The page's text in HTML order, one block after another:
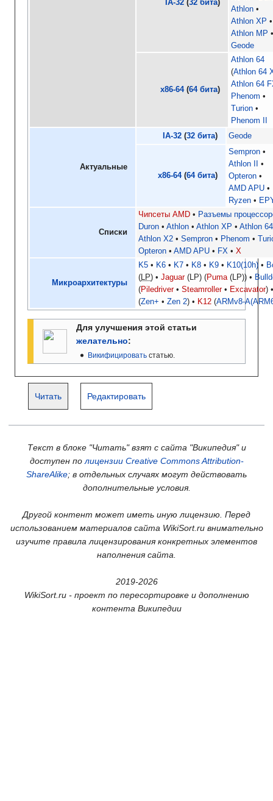
IA-32 (32 бита)
Athlon
Athlon XP
Athlon MP
Geode
x86-64(64 бита)
Athlon 64
Athlon 64
Athlon 64
Phenom
Turion
Phenom II
Актуальные
IA-32 (32 бита) Geode
x86-64(64 бита)
Sempron
Athlon II
Opteron
AMD APU
Ryzen
Списки
Чипсеты AMD
Разъемы
Duron
Athlon Athlon XP
Athlon 64
Athlon X2
Sempron Phenom
Opteron
AMD APU FX X
Микроархитектуры
K5 K6 K7 K8 K9 K10(10h)
(LP) Jaguar(LP) Puma(LP)
Piledriver
Steamroller
Excavator
Zen+
Zen 2 K12 (ARMv8-
Для улучшения этой статьи
желательно:
Викифицировать статью.
Читать Редактировать
Текст в блоке "Читать" взят с сайта "Википедия" и
доступен по лицензии Creative Commons Attribution-
ShareAlike; в отдельных случаях могут действовать
дополнительные условия.
Другой контент может иметь иную лицензию. Перед
использованием материалов сайта WikiSort.ru внимательно
изучите правила лицензирования конкретных элементов
наполнения сайта.
2019-2026
WikiSort.ru - проект по пересортировке и дополнению
контента Википедии